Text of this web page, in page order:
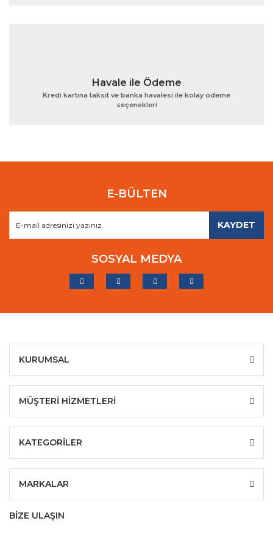
Havale ile Ödeme
Kredi kartına taksit ve banka havalesi ile kolay ödeme
seçenekleri
E-BÜLTEN
KAYDET
SOSYAL MEDYA
KURUMSAL
MÜŞTERİ HİZMETLERİ
KATEGORİLER
MARKALAR
BİZE ULAŞIN